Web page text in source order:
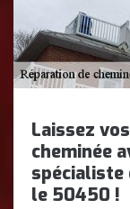
Laissez
cheminée
spécialiste
le 50450 !